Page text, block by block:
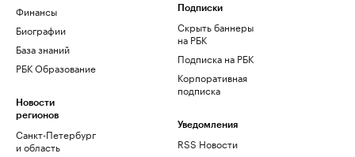
Финансы
Биографии
База знаний
РБК Образование
Новости
регионов
Санкт-Петербург
и область
Подписки
Скрыть баннеры
на РБК
Подписка на РБК
Корпоративная
подписка
Уведомления
RSS Новости